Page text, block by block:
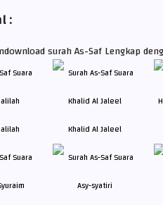
:
surah As-Saf Lengkap
Khalid Al Jaleel